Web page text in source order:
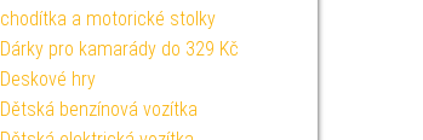
chodítka a motorické stolky
Dárky pro kamarády do 329 Kč
Deskové hry
Dětská benzínová vozítka